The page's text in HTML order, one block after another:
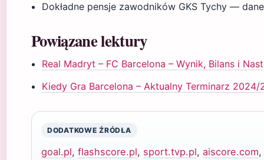
Dokładne pensje zawodników GKS Tychy —
Powiązane lektury
Real Madryt – FC Barcelona – Wynik, Bilans i
Kiedy Gra Barcelona – Aktualny Terminarz 2024/
DODATKOWE ŹRÓDŁA
goal.pl, flashscore.pl, sport.tvp.pl, aiscore.com,